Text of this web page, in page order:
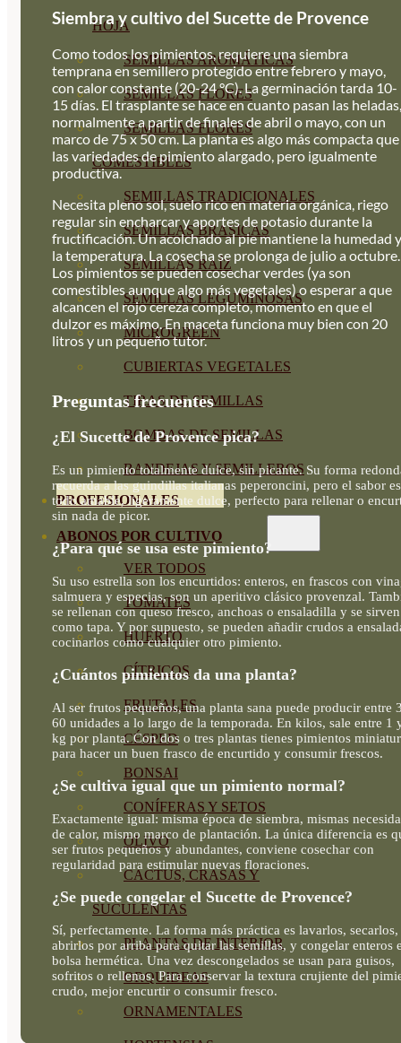
HOJA
SEMILLAS AROMÁTICAS
SEMILLAS FLORES
SEMILLAS FLORES
COMESTIBLES
SEMILLAS TRADICIONALES
SEMILLAS BRASICAS
SEMILLAS RAÍZ
SEMILLAS LEGUMINOSAS
MICROGREEN
CUBIERTAS VEGETALES
TIRAS DE SEMILLAS
BOMBAS DE SEMILLAS
BANDEJAS Y SEMILLEROS
PROFESIONALES
ABONOS POR CULTIVO
VER TODOS
TOMATES
HUERTO
CÍTRICOS
FRUTALES
CÉSPED
BONSAI
CONÍFERAS Y SETOS
OLIVO
CACTUS, CRASAS Y
SUCULENTAS
PLANTAS DE INTERIOR
ORQUIDEAS
ORNAMENTALES
Siembra y cultivo del Sucette de Provence
Como todos los pimientos, requiere una siembra
temprana en semillero protegido entre febrero y mayo,
con calor constante (20-24 °C). La germinación tarda 10-
15 días. El trasplante se hace en cuanto pasan las heladas,
normalmente a partir de finales de abril o mayo, con un
marco de 75 x 50 cm. La planta es algo más compacta que
las variedades de pimiento alargado, pero igualmente
productiva.
Necesita pleno sol, suelo rico en materia orgánica, riego
regular sin encharcar y aportes de potasio durante la
fructificación. Un acolchado al pie mantiene la humedad y
la temperatura. La cosecha se prolonga de julio a octubre.
Los pimientos se pueden cosechar verdes (ya son
comestibles aunque algo más vegetales) o esperar a que
alcancen el rojo cereza completo, momento en que el
dulzor es máximo. En maceta funciona muy bien con 20
litros y un pequeño tutor.
Preguntas frecuentes
¿El Sucette de Provence pica?
Es un pimiento totalmente dulce, sin picante. Su forma
recuerda a las guindillas italianas peperoncini, pero el sabor
todo amable, ligeramente dulce, perfecto para rellenar o
sin nada de picor.
¿Para qué se usa este pimiento?
Su uso estrella son los encurtidos: enteros, en frascos con
salmuera y especias, son un aperitivo clásico provenzal.
se rellenan con queso fresco, anchoas o ensaladilla y se sirven
como tapa. Y por supuesto, se pueden añadir crudos a
cocinarlos como cualquier otro pimiento.
¿Cuántos pimientos da una planta?
Al ser frutos pequeños, una planta sana puede producir entre
60 unidades a lo largo de la temporada. En kilos, sale entre 1
kg por planta. Con dos o tres plantas tienes pimientos
para hacer un buen frasco de encurtido y consumir frescos.
¿Se cultiva igual que un pimiento normal?
Exactamente igual: misma época de siembra, mismas
de calor, mismo marco de plantación. La única diferencia es
ser frutos pequeños y abundantes, conviene cosechar con
regularidad para estimular nuevas floraciones.
¿Se puede congelar el Sucette de Provence?
Sí, perfectamente. La forma más práctica es lavarlos, secarlos,
abrirlos por arriba para quitar las semillas, y congelar enteros
bolsa hermética. Una vez descongelados se usan para guisos,
sofritos o rellenos. Para conservar la textura crujiente del
crudo, mejor encurtir o consumir fresco.